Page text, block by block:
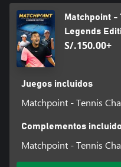
resultados para mejorar.
Matchpoint -
Legends
S/.150.00+
Juegos incluidos
Matchpoint - Tennis
Complementos
Matchpoint - Tennis